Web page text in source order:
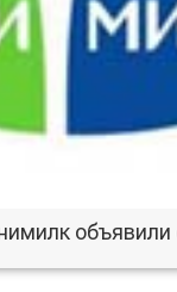
объявили